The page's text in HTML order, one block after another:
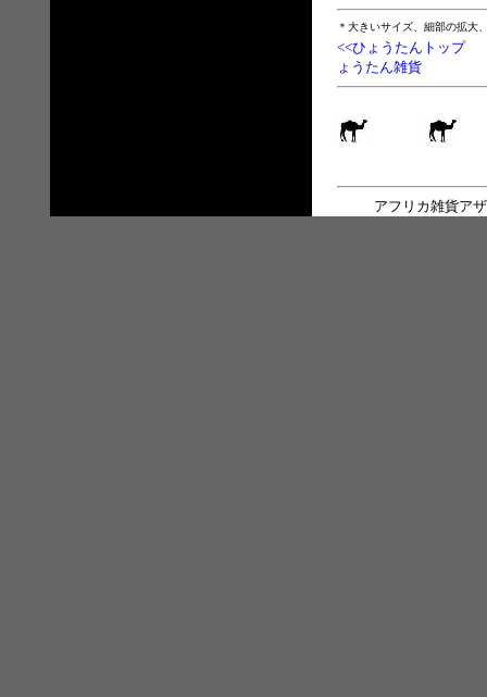
＊大きいサイズ、細部の拡大
<<ひょうたんトップ
ょうたん雑貨
アフリカ雑貨ア